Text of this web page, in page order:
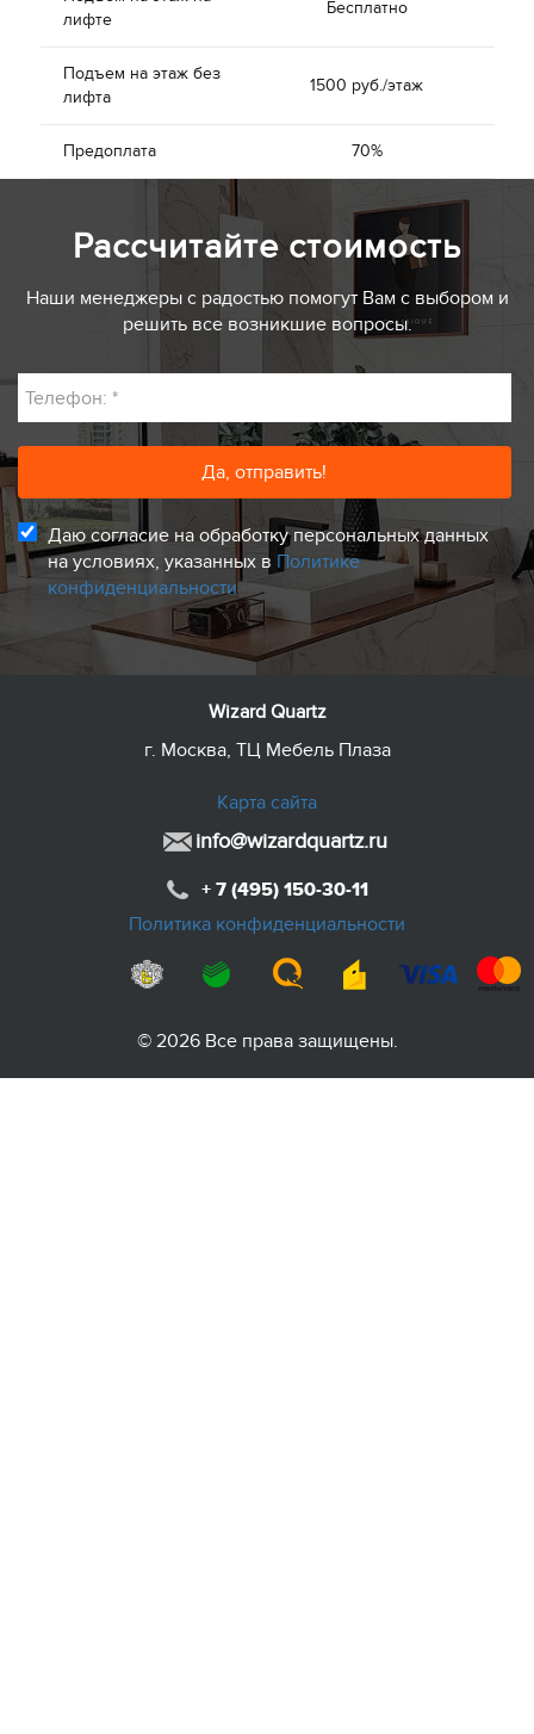
лифте
Бесплатно
Подъем на этаж без
лифта
1500 руб./этаж
Предоплата 70%
Рассчитайте стоимость
Наши менеджеры с радостью помогут Вам с выбором и
решить все возникшие вопросы.
Телефон: *
Даю согласие на обработку персональных данных
на условиях, указанных в Политике
конфиденциальности
Wizard Quartz
г. Москва, ТЦ Мебель Плаза
Карта сайта
info@wizardquartz.ru
+ 7 (495) 150-30-11
Политика конфиденциальности
© 2026 Все права защищены.